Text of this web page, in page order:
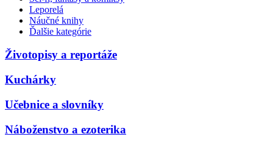
Leporelá
Náučné knihy
Ďalšie kategórie
Životopisy a reportáže
Kuchárky
Učebnice a slovníky
Náboženstvo a ezoterika